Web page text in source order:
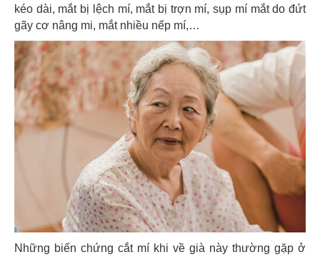
kéo dài, mắt bị lệch mí, mắt bị trợn mí, sụp mí mắt do đứt
gãy cơ nâng mi, mắt nhiều nếp mí,…
Những biến chứng cắt mí khi về già này thường gặp ở